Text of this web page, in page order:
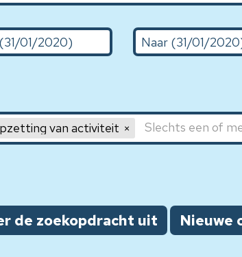
Y) Naar (31/01/2020)
1, sleutelwoord 2, sleutelwoord 3
van activiteit
de zoekopdracht uit Nieuwe